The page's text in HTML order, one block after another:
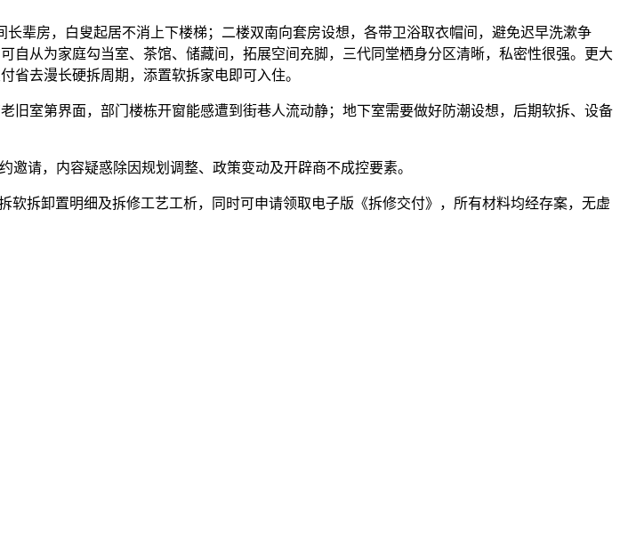
房，白叟起居不消上下楼梯；二楼双南向套房设想，各带卫浴取衣帽间，避免迟早洗漱争
从为家庭勾当室、茶馆、储藏间，拓展空间充脚，三代同堂栖身分区清晰，私密性很强。更大
省去漫长硬拆周期，添置软拆家电即可入住。
室第界面，部门楼栋开窗能感遭到街巷人流动静；地下室需要做好防潮设想，后期软拆、设备
请，内容疑惑除因规划调整、政策变动及开辟商不成控要素。
拆卸置明细及拆修工艺工析，同时可申请领取电子版《拆修交付》，所有材料均经存案，无虚